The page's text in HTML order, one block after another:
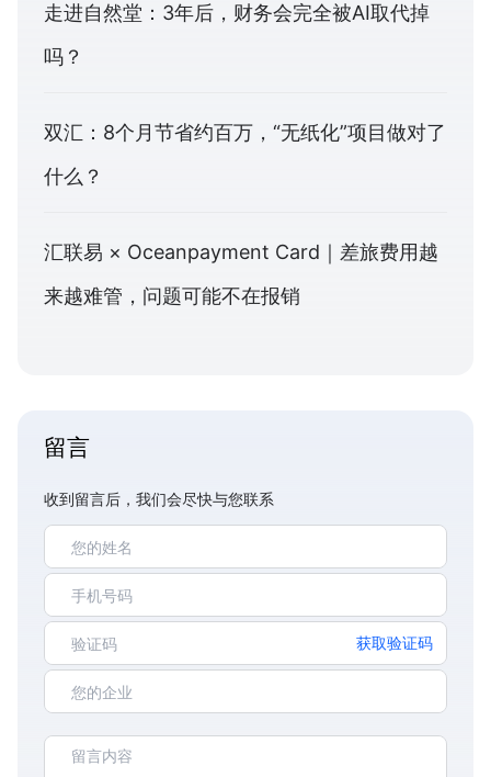
走进自然堂：3年后，财务会完全被AI取代掉
吗？
双汇：8个月节省约百万，“无纸化”项目做对了
什么？
汇联易 × Oceanpayment Card｜差旅费用越
来越难管，问题可能不在报销
留言
收到留言后，我们会尽快与您联系
获取验证码